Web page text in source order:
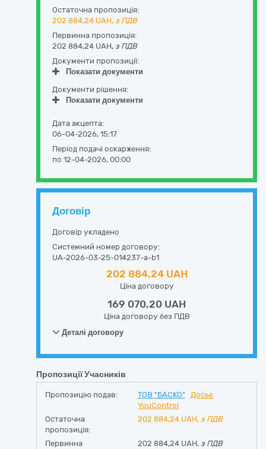
Остаточна пропозиція:
202 884,24 UAH, з ПДВ
Первинна пропозиція:
202 884,24 UAH, з ПДВ
Документи пропозиції:
Показати документи
Документи рішення:
Показати документи
Дата акцепта:
06-04-2026, 15:17
Період подачі оскарження:
по 12-04-2026, 00:00
Договір
Договір укладено
Системний номер договору:
UA-2026-03-25-014237-a-b1
202 884,24 UAH
Ціна договору
169 070,20 UAH
Ціна договору без ПДВ
Деталі договору
Пропозиції Учасників
Пропозицію подав: ТОВ "БАСКО"
Досьє
YouControl
Остаточна
пропозиція:
202 884,24 UAH, з ПДВ
Первинна
202 884,24 UAH, з ПДВ